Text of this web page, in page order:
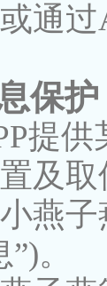
通
保护
提
及
燕
。